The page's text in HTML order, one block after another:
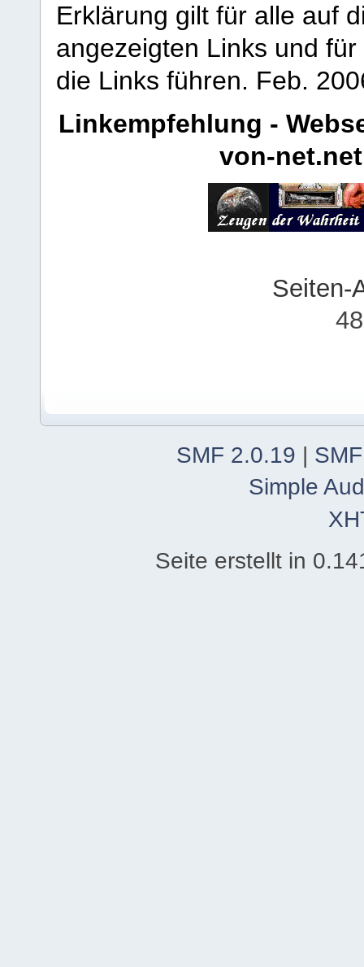
Erklärung gilt für alle auf
angezeigten Links und
die Links führen. Feb.
Linkempfehlung -
von-net.net
Seiten-
SMF 2.0.19
Simple
Seite erstellt in